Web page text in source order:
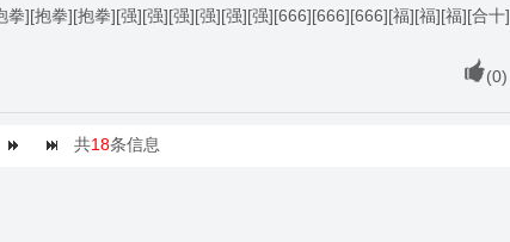
][抱拳][抱拳][强][强][强][强][强][强][666][666][666][福][福][福][合十]
(0)
共18条信息